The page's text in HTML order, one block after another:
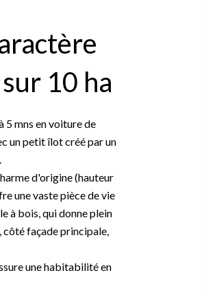
10 ha
5 mns en voiture de
un petit îlot créé par un
d'origine (hauteur
une vaste pièce de vie
à bois, qui donne plein
côté façade principale,
une habitabilité en